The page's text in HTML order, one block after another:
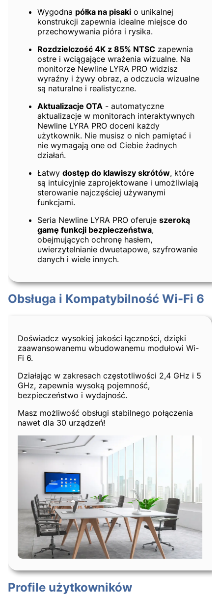
Wygodna półka na pisaki o unikalnej
konstrukcji zapewnia idealne miejsce do
przechowywania pióra i rysika.
Rozdzielczość 4K z 85% NTSC zapewnia
ostre i wciągające wrażenia wizualne. Na
monitorze Newline LYRA PRO widzisz
wyraźny i żywy obraz, a odczucia wizualne
są naturalne i realistyczne.
Aktualizacje OTA - automatyczne
aktualizacje w monitorach interaktywnych
Newline LYRA PRO doceni każdy
użytkownik. Nie musisz o nich pamiętać i
nie wymagają one od Ciebie żadnych
działań.
Łatwy dostęp do klawiszy skrótów, które
są intuicyjnie zaprojektowane i umożliwiają
sterowanie najczęściej używanymi
funkcjami.
Seria Newline LYRA PRO oferuje szeroką
gamę funkcji bezpieczeństwa,
obejmujących ochronę hasłem,
uwierzytelnianie dwuetapowe, szyfrowanie
danych i wiele innych.
Obsługa i Kompatybilność Wi-Fi 6
Doświadcz wysokiej jakości łączności, dzięki
zaawansowanemu wbudowanemu modułowi Wi-
Fi 6.
Działając w zakresach częstotliwości 2,4 GHz i 5
GHz, zapewnia wysoką pojemność,
bezpieczeństwo i wydajność.
Masz możliwość obsługi stabilnego połączenia
nawet dla 30 urządzeń!
Profile użytkowników